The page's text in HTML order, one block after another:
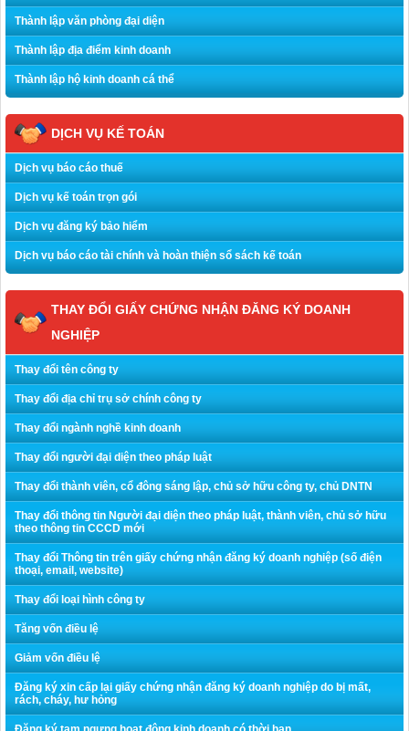
Thành lập văn phòng đại diện
Thành lập địa điểm kinh doanh
Thành lập hộ kinh doanh cá thể
DỊCH VỤ KẾ TOÁN
Dịch vụ báo cáo thuế
Dịch vụ kế toán trọn gói
Dịch vụ đăng ký bảo hiểm
Dịch vụ báo cáo tài chính và hoàn thiện sổ sách kế toán
THAY ĐỔI GIẤY CHỨNG NHẬN ĐĂNG KÝ DOANH
NGHIỆP
Thay đổi tên công ty
Thay đổi địa chỉ trụ sở chính công ty
Thay đổi ngành nghề kinh doanh
Thay đổi người đại diện theo pháp luật
Thay đổi thành viên, cổ đông sáng lập, chủ sở hữu công ty, chủ DNTN
Thay đổi thông tin Người đại diện theo pháp luật, thành viên, chủ sở hữu
theo thông tin CCCD mới
Thay đổi Thông tin trên giấy chứng nhận đăng ký doanh nghiệp (số điện
thoại, email, website)
Thay đổi loại hình công ty
Tăng vốn điều lệ
Giảm vốn điều lệ
Đăng ký xin cấp lại giấy chứng nhận đăng ký doanh nghiệp do bị mất,
rách, cháy, hư hỏng